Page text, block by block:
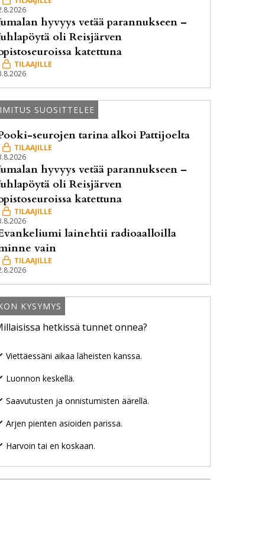
hyvyys vetää parannukseen –
oli Reisjärven
katettuna
SUOSITTELEE
seurojen tarina alkoi Pattijoelta
hyvyys vetää parannukseen –
oli Reisjärven
katettuna
lainehtii radioaalloilla
vain
KYSYMYS
hetkissä tunnet onnea?
Viettäessäni aikaa läheisten kanssa.
Luonnon keskellä.
Saavutusten ja onnistumisten äärellä.
Arjen pienten asioiden parissa.
Harvoin tai en koskaan.